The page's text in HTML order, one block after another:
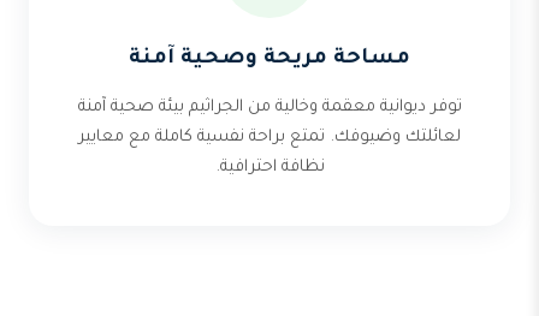
مساحة مريحة وصحية آمنة
توفر ديوانية معقمة وخالية من الجراثيم بيئة صحية آمنة
لعائلتك وضيوفك. تمتع براحة نفسية كاملة مع معايير
نظافة احترافية.